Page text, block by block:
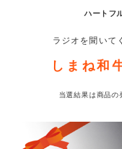
ハートフ
ラジオを聞いて
しまね和
当選結果は商品の